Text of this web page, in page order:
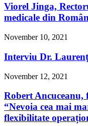
Viorel Jinga,
medicale din
November 10, 2021
Interviu Dr.
November 12, 2021
Robert Ancuceanu,
“Nevoia cea mai
flexibilitate